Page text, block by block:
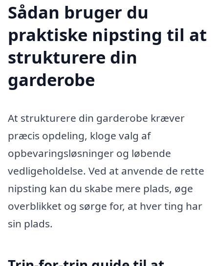
Sådan bruger du
praktiske nipsting til at
strukturere din
garderobe
At strukturere din garderobe kræver
præcis opdeling, kloge valg af
opbevaringsløsninger og løbende
vedligeholdelse. Ved at anvende de rette
nipsting kan du skabe mere plads, øge
overblikket og sørge for, at hver ting har
sin plads.